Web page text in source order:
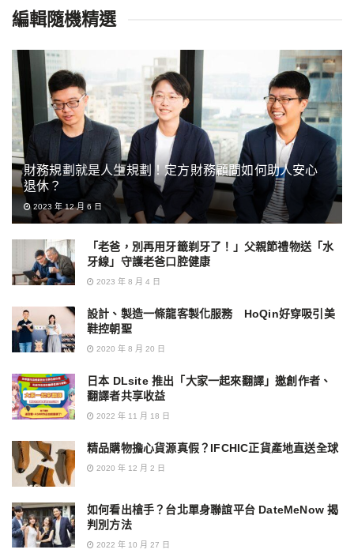
編輯隨機精選
財務規劃就是人生規劃！定方財務顧問如何助人安心
退休？
2023 年 12 月 6 日
「老爸，別再用牙籤剃牙了！」父親節禮物送「水
牙線」守護老爸口腔健康
2023 年 8 月 4 日
設計、製造一條龍客製化服務 HoQin好穿吸引美
鞋控朝聖
2020 年 8 月 20 日
日本 DLsite 推出「大家一起來翻譯」邀創作者、
翻譯者共享收益
2022 年 11 月 18 日
精品購物擔心貨源真假？IFCHIC正貨產地直送全球
2020 年 12 月 2 日
如何看出槍手？台北單身聯誼平台 DateMeNow 揭
判別方法
2022 年 10 月 27 日